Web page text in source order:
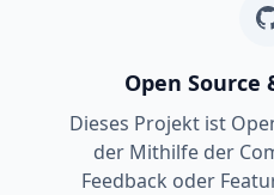
Open
Dieses Projekt ist
der Mithilfe der
Feedback oder